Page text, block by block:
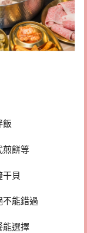
飯
煎餅等
干貝
不能錯過
能選擇